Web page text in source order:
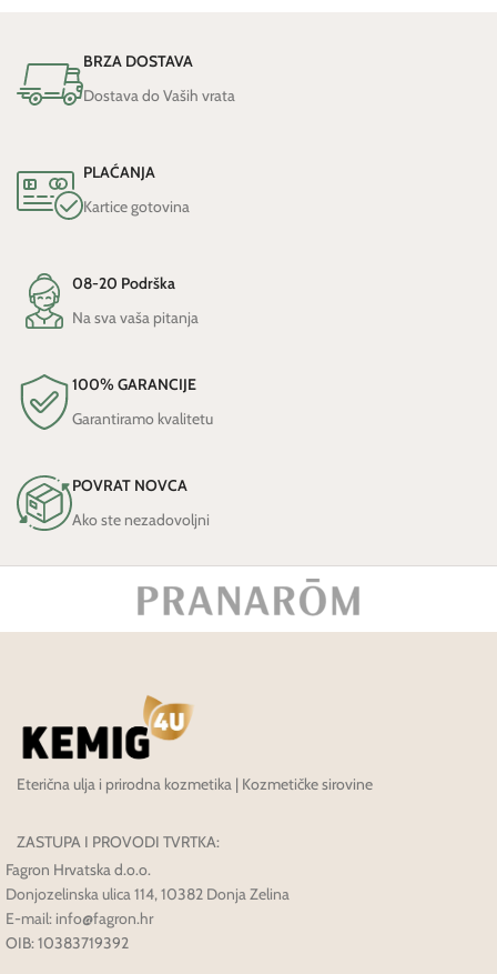
BRZA DOSTAVA
Dostava do Vaših vrata
PLAĆANJA
Kartice gotovina
08-20 Podrška
Na sva vaša pitanja
100% GARANCIJE
Garantiramo kvalitetu
POVRAT NOVCA
Ako ste nezadovoljni
Eterična ulja i prirodna kozmetika | Kozmetičke sirovine
ZASTUPA I PROVODI TVRTKA:
Fagron Hrvatska d.o.o.
Donjozelinska ulica 114, 10382 Donja Zelina
E-mail: info@fagron.hr
OIB: 10383719392